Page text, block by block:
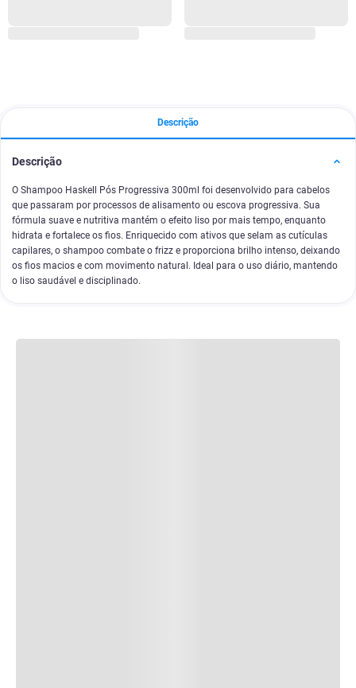
Descrição
Descrição
O Shampoo Haskell Pós Progressiva 300ml foi desenvolvido para cabelos
que passaram por processos de alisamento ou escova progressiva. Sua
fórmula suave e nutritiva mantém o efeito liso por mais tempo, enquanto
hidrata e fortalece os fios. Enriquecido com ativos que selam as cutículas
capilares, o shampoo combate o frizz e proporciona brilho intenso, deixando
os fios macios e com movimento natural. Ideal para o uso diário, mantendo
o liso saudável e disciplinado.